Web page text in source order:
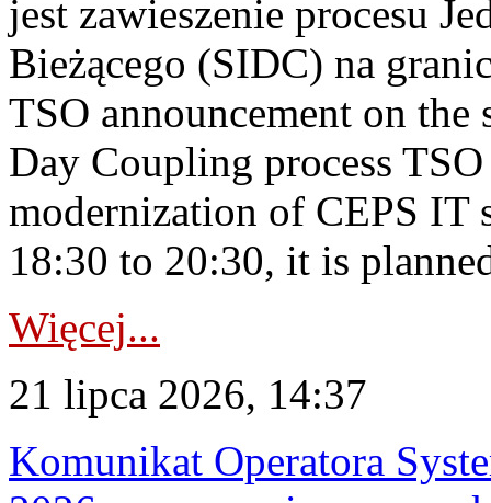
jest zawieszenie procesu
Bieżącego (SIDC) na
TSO announcement on
Day Coupling process
modernization of CEPS IT
18:30 to 20:30, it is
Więcej...
21 lipca 2026, 14:37
Komunikat Operatora